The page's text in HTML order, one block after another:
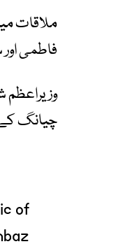
ملاقات
فاطمی
چیانگ کے
of